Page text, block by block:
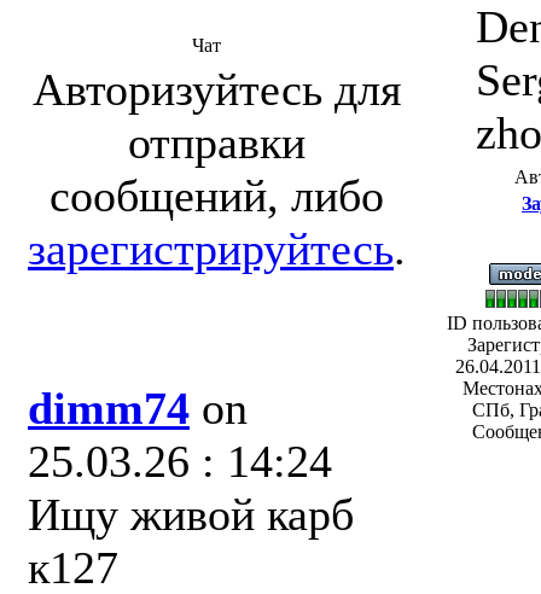
Чат
Авторизуйтесь для
отправки
сообщений, либо
зарегистрируйтесь.
dimm74 on
25.03.26 : 14:24
Ищу живой карб
к127
ID
СПб,